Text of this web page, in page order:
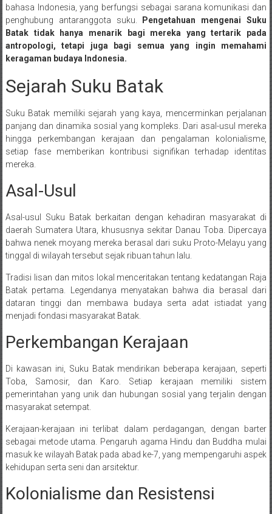
bahasa Indonesia, yang berfungsi sebagai sarana komunikasi dan
penghubung antaranggota suku. Pengetahuan mengenai Suku
Batak tidak hanya menarik bagi mereka yang tertarik pada
antropologi, tetapi juga bagi semua yang ingin memahami
keragaman budaya Indonesia.
Sejarah Suku Batak
Suku Batak memiliki sejarah yang kaya, mencerminkan perjalanan
panjang dan dinamika sosial yang kompleks. Dari asal-usul mereka
hingga perkembangan kerajaan dan pengalaman kolonialisme,
setiap fase memberikan kontribusi signifikan terhadap identitas
mereka.
Asal-Usul
Asal-usul Suku Batak berkaitan dengan kehadiran masyarakat di
daerah Sumatera Utara, khususnya sekitar Danau Toba. Dipercaya
bahwa nenek moyang mereka berasal dari suku Proto-Melayu yang
tinggal di wilayah tersebut sejak ribuan tahun lalu.
Tradisi lisan dan mitos lokal menceritakan tentang kedatangan Raja
Batak pertama. Legendanya menyatakan bahwa dia berasal dari
dataran tinggi dan membawa budaya serta adat istiadat yang
menjadi fondasi masyarakat Batak.
Perkembangan Kerajaan
Di kawasan ini, Suku Batak mendirikan beberapa kerajaan, seperti
Toba, Samosir, dan Karo. Setiap kerajaan memiliki sistem
pemerintahan yang unik dan hubungan sosial yang terjalin dengan
masyarakat setempat.
Kerajaan-kerajaan ini terlibat dalam perdagangan, dengan barter
sebagai metode utama. Pengaruh agama Hindu dan Buddha mulai
masuk ke wilayah Batak pada abad ke-7, yang mempengaruhi aspek
kehidupan serta seni dan arsitektur.
Kolonialisme dan Resistensi